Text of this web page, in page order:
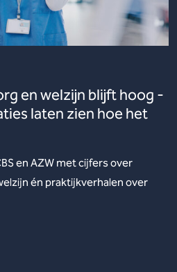
en welzijn blijft hoog -
laten zien hoe het
en AZW met cijfers over
én praktijkverhalen over